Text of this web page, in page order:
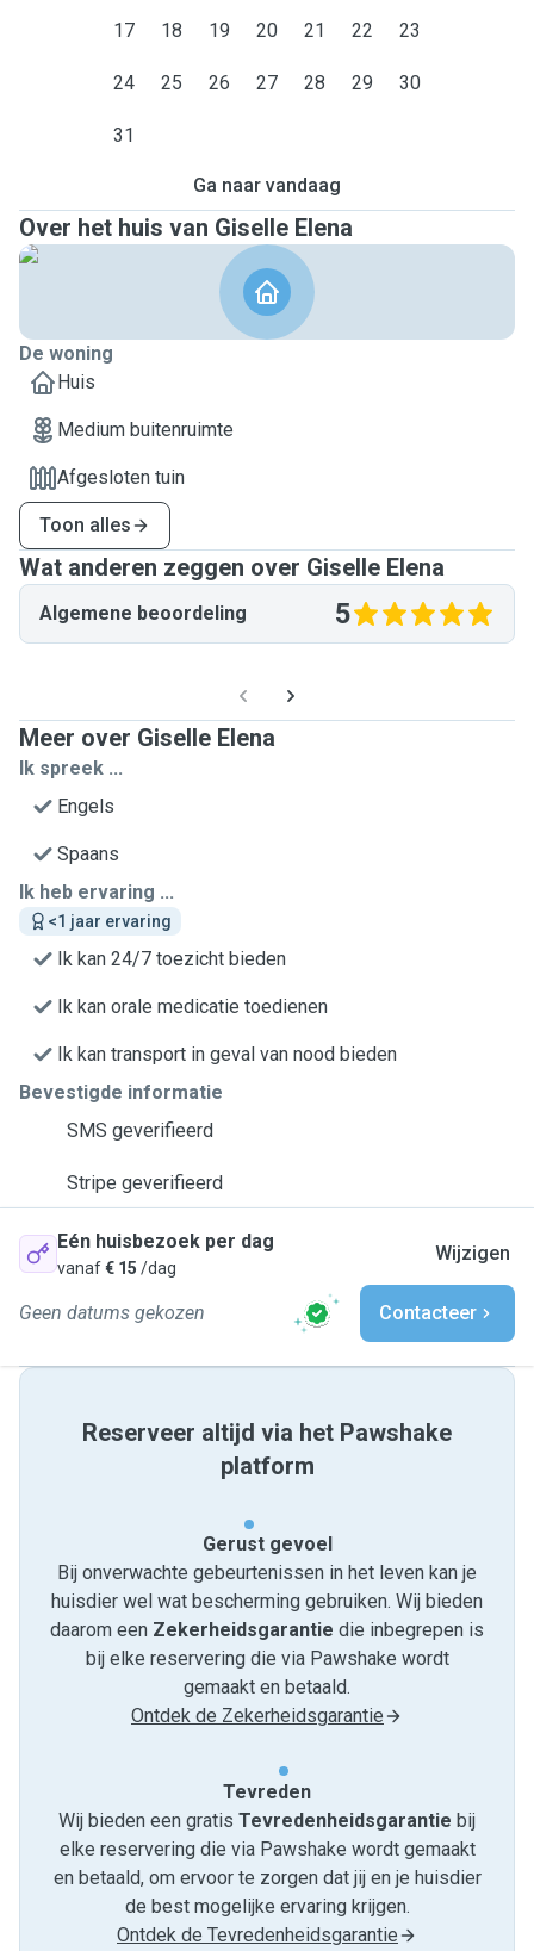
17 18 19 20 21 22 23
24 25 26 27 28 29 30
31
Ga naar vandaag
Over het huis van Giselle Elena
De woning
Huis
Medium buitenruimte
Afgesloten tuin
Toon alles
Wat anderen zeggen over Giselle Elena
Algemene beoordeling 5
Meer over Giselle Elena
Ik spreek ...
Engels
Spaans
Ik heb ervaring ...
<1 jaar ervaring
Ik kan 24/7 toezicht bieden
Ik kan orale medicatie toedienen
Ik kan transport in geval van nood bieden
Bevestigde informatie
SMS geverifieerd
Stripe geverifieerd
Eén huisbezoek per dag
vanaf€ 15 /dag
Wijzigen
Geen datums gekozen Contacteer
Reserveer altijd via het Pawshake
platform
Gerust gevoel
Bij onverwachte gebeurtenissen in het leven kan je
huisdier wel wat bescherming gebruiken. Wij bieden
daarom een Zekerheidsgarantie die inbegrepen is
bij elke reservering die via Pawshake wordt
gemaakt en betaald.
Ontdek de Zekerheidsgarantie
Tevreden
Wij bieden een gratis Tevredenheids­garantie bij
elke reservering die via Pawshake wordt gemaakt
en betaald, om ervoor te zorgen dat jij en je huisdier
de best mogelijke ervaring krijgen.
Ontdek de Tevredenheidsgarantie